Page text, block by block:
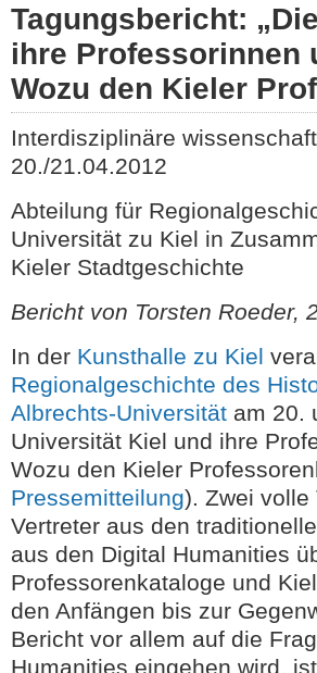
Tagungsbericht:
ihre Professorinnen
Wozu den Kieler
Interdisziplinäre
20./21.04.2012
Abteilung für
Universität zu Kiel in
Kieler Stadtgeschichte
Bericht von Torsten Roeder,
In der Kunsthalle zu Kiel
Regionalgeschichte des
Albrechts-Universität am 20.
Universität Kiel und ihre
Wozu den Kieler
Pressemitteilung). Zwei volle
Vertreter aus den
aus den Digital Humanities
Professorenkataloge und
den Anfängen bis zur
Bericht vor allem auf die
Humanities eingehen wird,